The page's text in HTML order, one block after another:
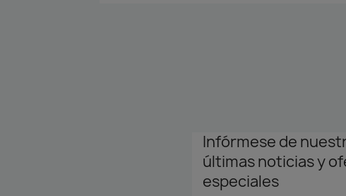
Infórmese de
últimas noticias y
especiales